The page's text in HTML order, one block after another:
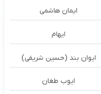
ایمان هاشمی
ایهام
ایوان بند (حسین شریفی)
ایوب طغان